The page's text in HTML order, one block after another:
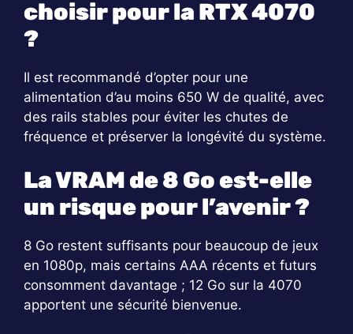
choisir pour la RTX 4070
?
Il est recommandé d’opter pour une
alimentation d’au moins 650 W de qualité, avec
des rails stables pour éviter les chutes de
fréquence et préserver la longévité du système.
La VRAM de 8 Go est-elle
un risque pour l’avenir ?
8 Go restent suffisants pour beaucoup de jeux
en 1080p, mais certains AAA récents et futurs
consomment davantage ; 12 Go sur la 4070
apportent une sécurité bienvenue.